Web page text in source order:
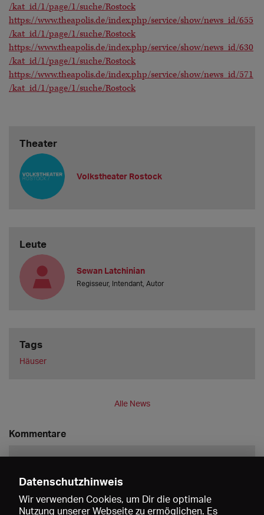
/kat_id/1/page/1/suche/Rostock
https://www.theapolis.de/index.php/service/show/news_id/655
/kat_id/1/page/1/suche/Rostock
https://www.theapolis.de/index.php/service/show/news_id/630
/kat_id/1/page/1/suche/Rostock
https://www.theapolis.de/index.php/service/show/news_id/571
/kat_id/1/page/1/suche/Rostock
Theater
Volkstheater Rostock
Leute
Sewan Latchinian
Regisseur, Intendant, Autor
Tags
Häuser
Alle News
Kommentare
Datenschutzhinweis
Wir verwenden Cookies, um Dir die optimale
Nutzung unserer Webseite zu ermöglichen. Es